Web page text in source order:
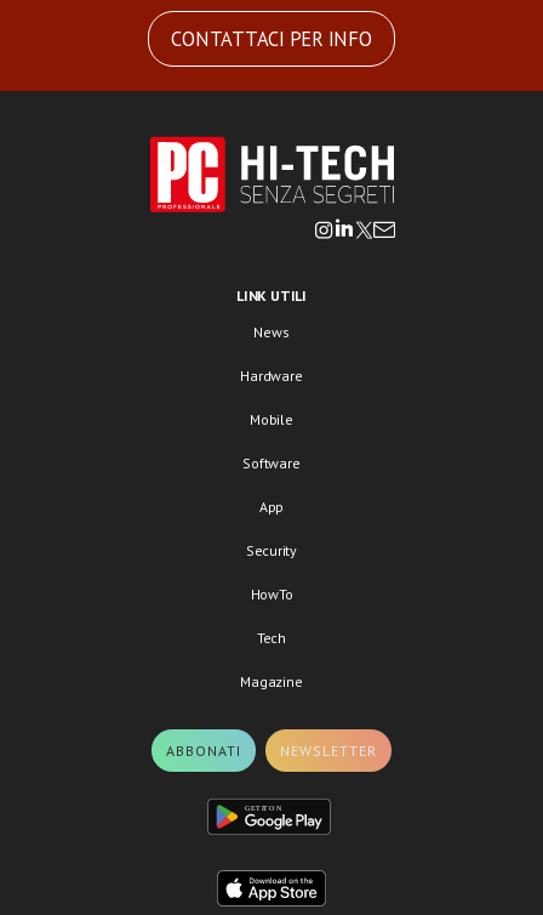
CONTATTACI PER INFO
LINK UTILI
News
Hardware
Mobile
Software
App
Security
HowTo
Tech
Magazine
ABBONATI NEWSLETTER